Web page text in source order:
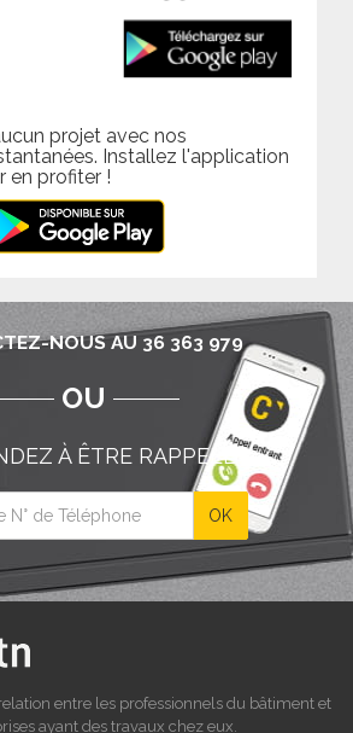
projet avec nos
Installez l'application
en profiter !
NOUS AU 36 363 979
OU
À ÊTRE RAPPELÉ
entre les professionnels du bâtiment et
ayant des travaux chez eux.